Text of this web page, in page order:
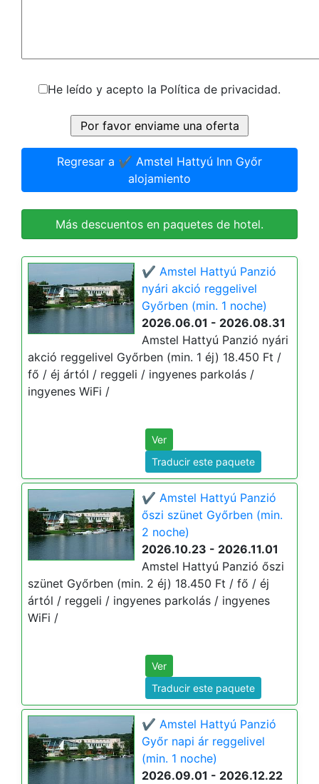
He leído y acepto la Política de privacidad.
Regresar a ✔️ Amstel Hattyú Inn Győr
alojamiento
Más descuentos en paquetes de hotel.
✔️ Amstel Hattyú Panzió
nyári akció reggelivel
Győrben (min. 1 noche)
2026.06.01 - 2026.08.31
Amstel Hattyú Panzió nyári
akció reggelivel Győrben (min. 1 éj) 18.450 Ft /
fő / éj ártól / reggeli / ingyenes parkolás /
ingyenes WiFi /
Ver
Traducir este paquete
✔️ Amstel Hattyú Panzió
őszi szünet Győrben (min.
2 noche)
2026.10.23 - 2026.11.01
Amstel Hattyú Panzió őszi
szünet Győrben (min. 2 éj) 18.450 Ft / fő / éj
ártól / reggeli / ingyenes parkolás / ingyenes
WiFi /
Ver
Traducir este paquete
✔️ Amstel Hattyú Panzió
Győr napi ár reggelivel
(min. 1 noche)
2026.09.01 - 2026.12.22